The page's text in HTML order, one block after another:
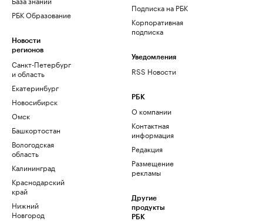
РБК Образование
Новости
регионов
Санкт-Петербург
и область
Екатеринбург
Новосибирск
Омск
Башкортостан
Вологодская
область
Калининград
Краснодарский
край
Нижний
Новгород
Подписка на РБК
Корпоративная
подписка
Уведомления
RSS Новости
РБК
О компании
Контактная
информация
Редакция
Размещение
рекламы
Другие
продукты
РБК